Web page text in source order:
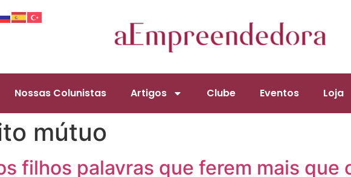
Nossas Colunistas Artigos Clube Eventos Loja
mútuo
filhos palavras que ferem mais que